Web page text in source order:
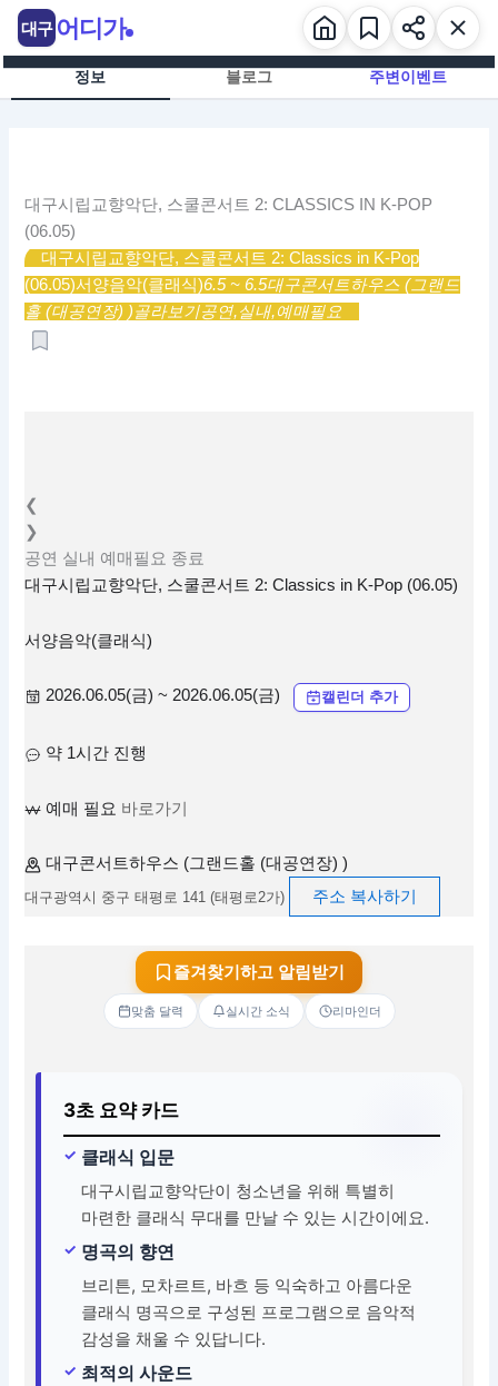
츠
정보 블로그 주변이벤트
대구시립교향악단, 스쿨콘서트 2: CLASSICS IN K-POP
(06.05)
대구시립교향악단, 스쿨콘서트 2: Classics in K-Pop
(06.05)서양음악(클래식)6.5 ~ 6.5대구콘서트하우스 (그랜드
홀 (대공연장) )골라보기공연,실내,예매필요
❮
❯
공연 실내 예매필요 종료
대구시립교향악단, 스쿨콘서트 2: Classics in K-Pop (06.05)
서양음악(클래식)
2026.06.05(금) ~ 2026.06.05(금) 캘린더 추가
약 1시간 진행
예매 필요 바로가기
대구콘서트하우스 (그랜드홀 (대공연장) )
대구광역시 중구 태평로 141 (태평로2가) 주소 복사하기
즐겨찾기하고 알림받기
맞춤 달력 실시간 소식 리마인더
3초 요약 카드
클래식 입문
대구시립교향악단이 청소년을 위해 특별히
마련한 클래식 무대를 만날 수 있는 시간이에요.
명곡의 향연
브리튼, 모차르트, 바흐 등 익숙하고 아름다운
클래식 명곡으로 구성된 프로그램으로 음악적
감성을 채울 수 있답니다.
최적의 사운드
대구 어디가